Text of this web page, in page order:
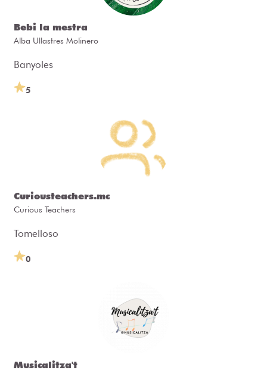
Bebi la mestra
Alba Ullastres Molinero
Banyoles
5
Curiousteachers.mc
Curious Teachers
Tomelloso
0
Musicalitza't